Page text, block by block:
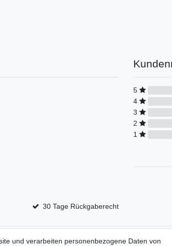
5
4
3
2
1
30 Tage Rückgaberecht
Service
und verarbeiten personenbezogene Daten von